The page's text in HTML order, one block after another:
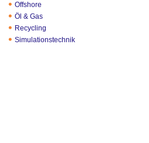
Offshore
Öl & Gas
Recycling
Simulationstechnik